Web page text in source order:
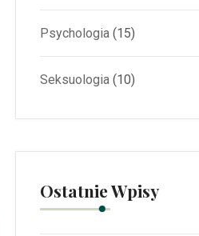
Psychologia (15)
Seksuologia (10)
Ostatnie Wpisy